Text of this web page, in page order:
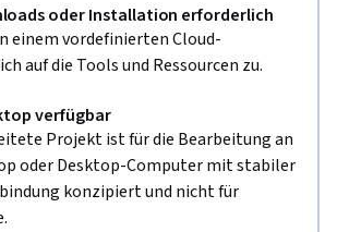
oder Installation erforderlich
einem vordefinierten Cloud-
auf die Tools und Ressourcen zu.
verfügbar
Projekt ist für die Bearbeitung an
oder Desktop-Computer mit stabiler
konzipiert und nicht für